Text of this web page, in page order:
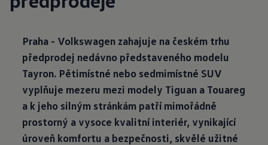
Praha - Volkswagen zahajuje na českém trhu
předprodej nedávno představeného modelu
Tayron. Pětimístné nebo sedmimístné SUV
vyplňuje mezeru mezi modely Tiguan a Touareg
a k jeho silným stránkám patří mimořádně
prostorný a vysoce kvalitní interiér, vynikající
úroveň komfortu a bezpečnosti, skvělé užitné